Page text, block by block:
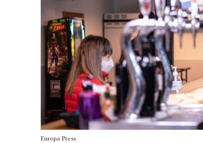
Europa Press